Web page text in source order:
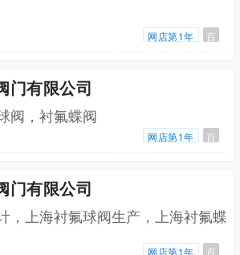
网店第1年 百
门有限公司
阀，衬氟蝶阀
网店第1年 百
门有限公司
，上海衬氟球阀生产，上海衬氟蝶
网店第1年 百